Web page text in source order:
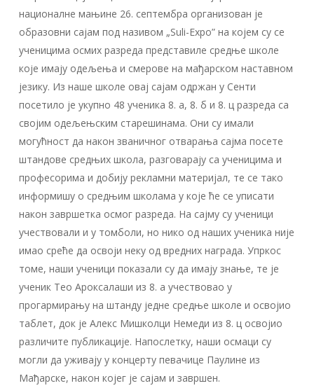
националне мањине 26. септембра организован је
образовни сајам под називом „Suli-Expo” на којем су се
ученицима осмих разреда представиле средње школе
које имају одељења и смерове на мађарском наставном
језику. Из наше школе овај сајам одржан у Сенти
посетило је укупно 48 ученика 8. а, 8. б и 8. ц разреда са
својим одељењским старешинама. Они су имали
могућност да након званичног отварања сајма посете
штандове средњих школа, разговарају са ученицима и
професорима и добију рекламни материјал, те се тако
информишу о средњим школама у које ће се уписати
након завршетка осмог разреда. На сајму су ученици
учествовали и у томболи, но нико од наших ученика није
имао среће да освоји неку од вредних награда. Упркос
томе, наши ученици показали су да имају знање, те је
ученик Тео Ароксалаши из 8. а учествовао у
прогармирању на штанду једне средње школе и освојио
таблет, док је Алекс Мишколци Немеди из 8. ц освојио
различите публикације. Напослетку, наши осмаци су
могли да уживају у концерту певачице Паулине из
Мађарске, након којег је сајам и завршен.